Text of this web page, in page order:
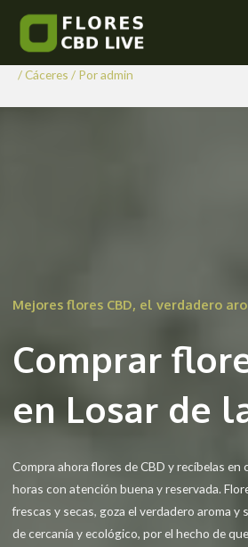
contenido
Comprar Flores
de la Vera
/Cáceres / Poradmin
Mejores flores CBD, el verdadero
Comprar
en Losar de
Compra ahora flores de CBD y recíbelas en
horas con atención buena y reservada.
frescas y secas, goza el verdadero aroma y
de cercanía y ecológico, por el hecho de